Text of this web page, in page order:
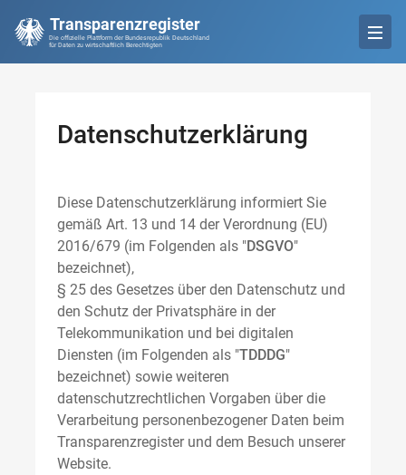
Transparenzregister
Die offizielle Plattform der Bundesrepublik Deutschland
für Daten zu wirtschaftlich Berechtigten
Datenschutzerklärung
Diese Datenschutzerklärung informiert Sie
gemäß Art. 13 und 14 der Verordnung (EU)
2016/679 (im Folgenden als "DSGVO"
bezeichnet),
§ 25 des Gesetzes über den Datenschutz und
den Schutz der Privatsphäre in der
Telekommunikation und bei digitalen
Diensten (im Folgenden als "TDDDG"
bezeichnet) sowie weiteren
datenschutzrechtlichen Vorgaben über die
Verarbeitung personenbezogener Daten beim
Transparenzregister und dem Besuch unserer
Website.